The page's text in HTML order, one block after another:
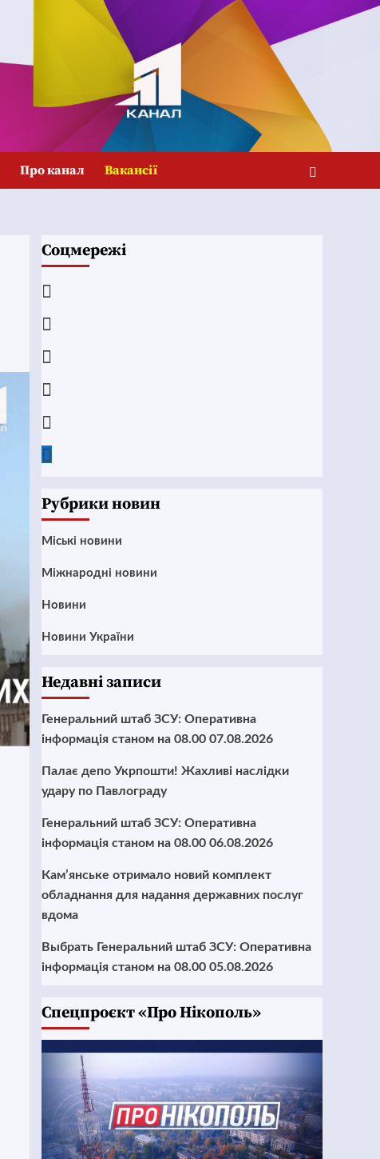
Про канал Вакансії
Соцмережі
Рубрики новин
Mіські новини
Міжнародні новини
Новини
Новини України
Недавні записи
Генеральний штаб ЗСУ: Оперативна
інформація станом на 08.00 07.08.2026
Палає депо Укрпошти! Жахливі наслідки
удару по Павлограду
Генеральний штаб ЗСУ: Оперативна
інформація станом на 08.00 06.08.2026
Кам’янське отримало новий комплект
обладнання для надання державних послуг
вдома
Выбрать Генеральний штаб ЗСУ: Оперативна
інформація станом на 08.00 05.08.2026
Cпецпроєкт «Про Нікополь»